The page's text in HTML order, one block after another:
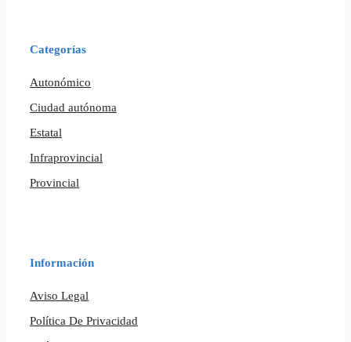
Categorías
Autonómico
Ciudad autónoma
Estatal
Infraprovincial
Provincial
Información
Aviso Legal
Política De Privacidad